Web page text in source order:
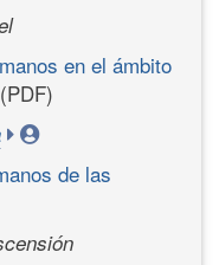
en el ámbito
(PDF)
de las